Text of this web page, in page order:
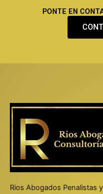
PONTE EN
Rios Abogados Penalistas